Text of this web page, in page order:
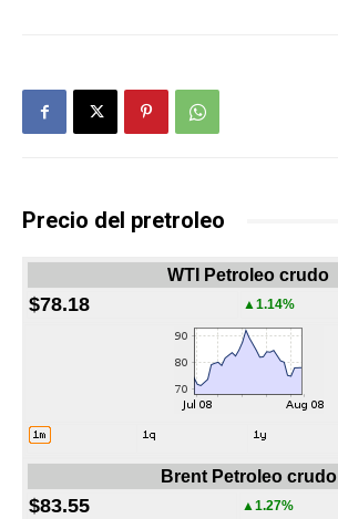
Precio del pretroleo
WTI Petroleo crudo
$78.18 ▲1.14%
Brent Petroleo crudo
$83.55 ▲1.27%